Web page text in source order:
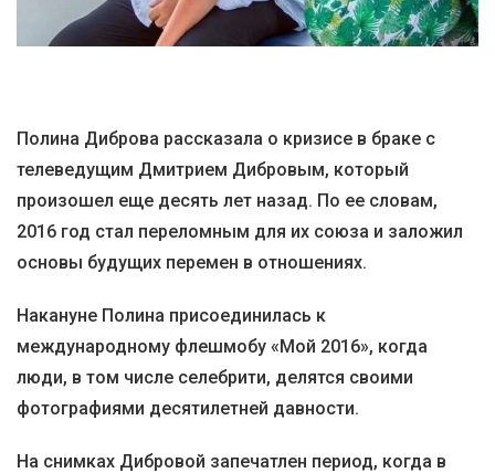
Полина Диброва рассказала о кризисе в браке с
телеведущим Дмитрием Дибровым, который
произошел еще десять лет назад. По ее словам,
2016 год стал переломным для их союза и заложил
основы будущих перемен в отношениях.
Накануне Полина присоединилась к
международному флешмобу «Мой 2016», когда
люди, в том числе селебрити, делятся своими
фотографиями десятилетней давности.
На снимках Дибровой запечатлен период, когда в